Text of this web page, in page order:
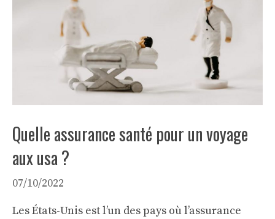
Quelle assurance santé pour un voyage
aux usa ?
07/10/2022
Les États-Unis est l’un des pays où l’assurance